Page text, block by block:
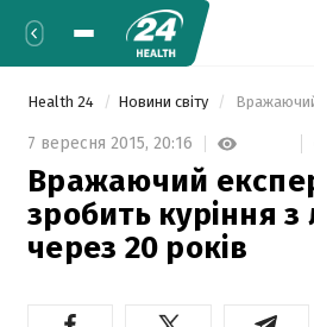
Health 24 Новини світу
7 вересня 2015, 20:16
Вражаючий
зробить куріння
через 20 років